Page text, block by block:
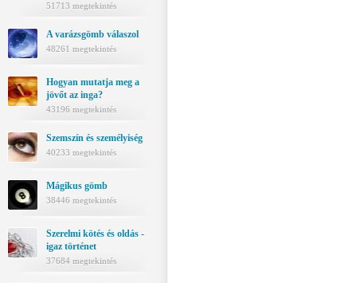
51713 megtekintés
A varázsgömb válaszol
48261 megtekintés
Hogyan mutatja meg a
jövőt az inga?
43196 megtekintés
Szemszín és személyiség
40233 megtekintés
Mágikus gömb
38446 megtekintés
Szerelmi kötés és oldás -
igaz történet
37684 megtekintés